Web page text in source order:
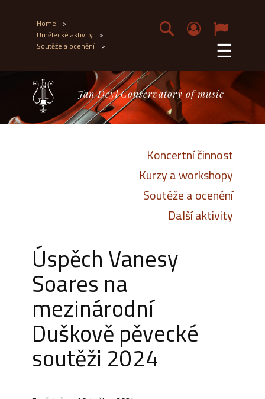
Home >
Umělecké aktivity >
Soutěže a ocenění > ☰
Jan Deyl Conservatory of music
Koncertní činnost
Kurzy a workshopy
Soutěže a ocenění
Další aktivity
Úspěch Vanesy
Soares na
mezinárodní
Duškově pěvecké
soutěži 2024